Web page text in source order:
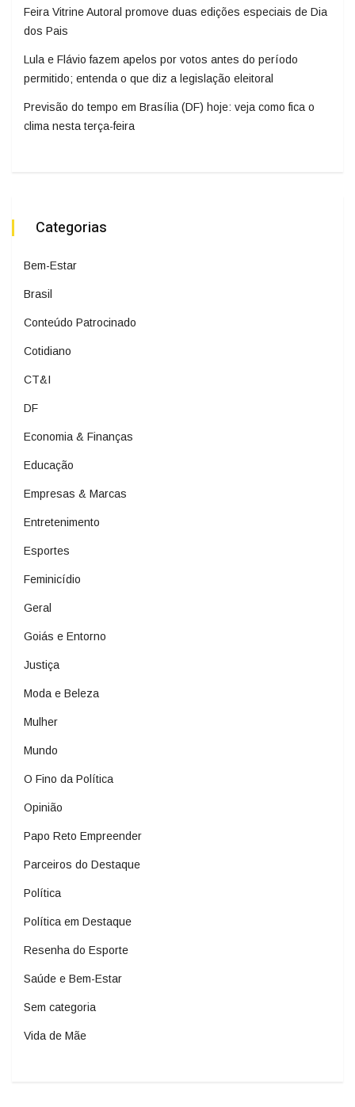
Feira Vitrine Autoral promove duas edições especiais de Dia
dos Pais
Lula e Flávio fazem apelos por votos antes do período
permitido; entenda o que diz a legislação eleitoral
Previsão do tempo em Brasília (DF) hoje: veja como fica o
clima nesta terça-feira
Categorias
Bem-Estar
Brasil
Conteúdo Patrocinado
Cotidiano
CT&I
DF
Economia & Finanças
Educação
Empresas & Marcas
Entretenimento
Esportes
Feminicídio
Geral
Goiás e Entorno
Justiça
Moda e Beleza
Mulher
Mundo
O Fino da Política
Opinião
Papo Reto Empreender
Parceiros do Destaque
Política
Política em Destaque
Resenha do Esporte
Saúde e Bem-Estar
Sem categoria
Vida de Mãe